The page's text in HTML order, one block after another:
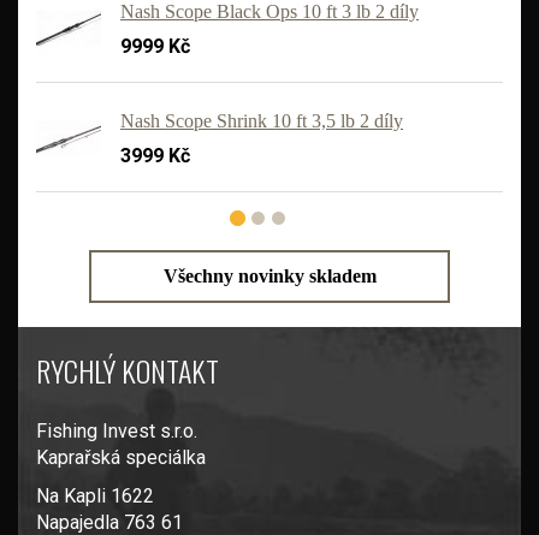
Nash Scope Black Ops 10 ft 3 lb 2 díly
9999 Kč
Nash Scope Shrink 10 ft 3,5 lb 2 díly
3999 Kč
Všechny novinky skladem
RYCHLÝ KONTAKT
Fishing Invest s.r.o.
Kaprařská speciálka
Na Kapli 1622
Napajedla 763 61